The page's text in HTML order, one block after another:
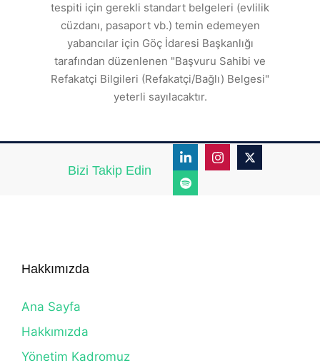
tespiti için gerekli standart belgeleri (evlilik
cüzdanı, pasaport vb.) temin edemeyen
yabancılar için Göç İdaresi Başkanlığı
tarafından düzenlenen "Başvuru Sahibi ve
Refakatçi Bilgileri (Refakatçi/Bağlı) Belgesi"
yeterli sayılacaktır.
Bizi Takip Edin
Hakkımızda
Ana Sayfa
Hakkımızda
Yönetim Kadromuz